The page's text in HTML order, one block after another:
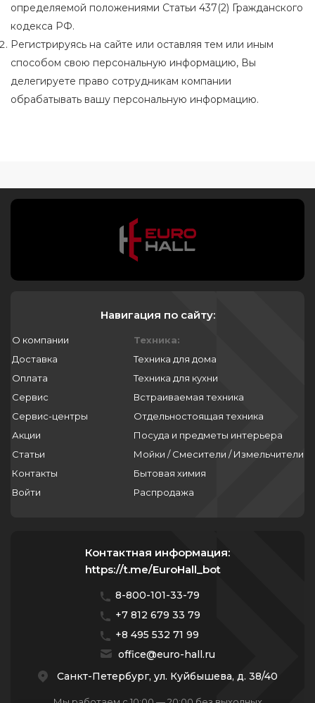
определяемой положениями Статьи 437(2) Гражданского
кодекса РФ.
Регистрируясь на сайте или оставляя тем или иным
способом свою персональную информацию, Вы
делегируете право сотрудникам компании
обрабатывать вашу персональную информацию.
Навигация по сайту:
О компании
Доставка
Оплата
Сервис
Сервис-центры
Акции
Статьи
Контакты
Войти
Техника:
Техника для дома
Техника для кухни
Встраиваемая техника
Отдельностоящая техника
Посуда и предметы интерьера
Мойки / Смесители / Измельчители
Бытовая химия
Распродажа
Контактная информация:
https://t.me/EuroHall_bot
8-800-101-33-79
+7 812 679 33 79
+8 495 532 71 99
office@euro-hall.ru
Санкт-Петербург, ул. Куйбышева, д. 38/40